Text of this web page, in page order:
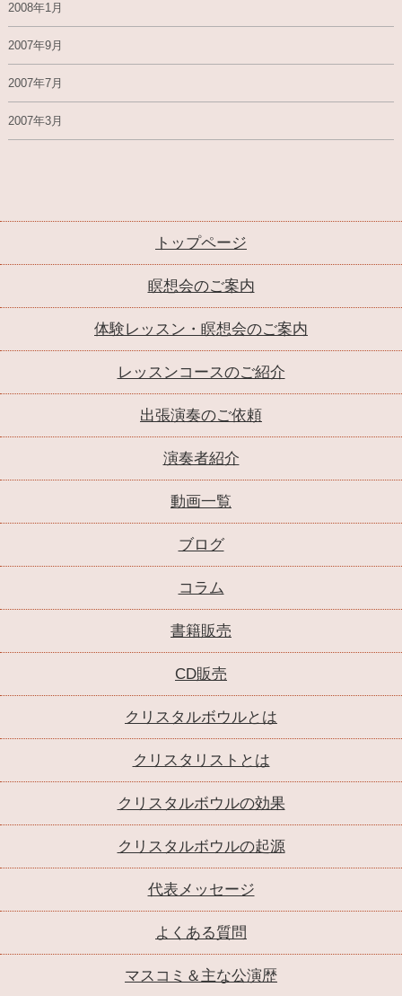
2008年1月
2007年9月
2007年7月
2007年3月
トップページ
瞑想会のご案内
体験レッスン・瞑想会のご案内
レッスンコースのご紹介
出張演奏のご依頼
演奏者紹介
動画一覧
ブログ
コラム
書籍販売
CD販売
クリスタルボウルとは
クリスタリストとは
クリスタルボウルの効果
クリスタルボウルの起源
代表メッセージ
よくある質問
マスコミ＆主な公演歴